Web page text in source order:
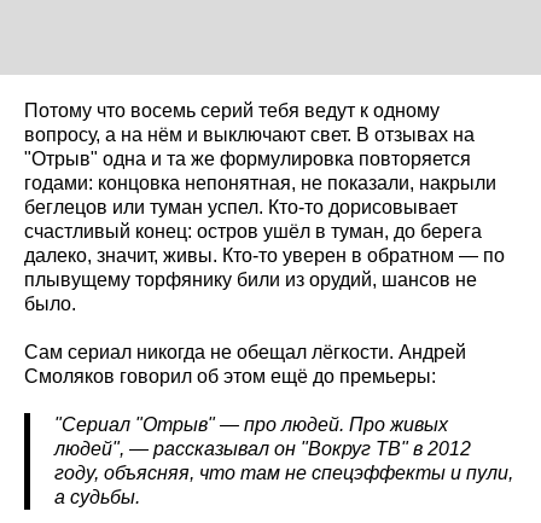
Потому что восемь серий тебя ведут к одному
вопросу, а на нём и выключают свет. В отзывах на
"Отрыв" одна и та же формулировка повторяется
годами: концовка непонятная, не показали, накрыли
беглецов или туман успел. Кто-то дорисовывает
счастливый конец: остров ушёл в туман, до берега
далеко, значит, живы. Кто-то уверен в обратном — по
плывущему торфянику били из орудий, шансов не
было.
Сам сериал никогда не обещал лёгкости. Андрей
Смоляков говорил об этом ещё до премьеры:
"Сериал "Отрыв" — про людей. Про живых
людей", — рассказывал он "Вокруг ТВ" в 2012
году, объясняя, что там не спецэффекты и пули,
а судьбы.